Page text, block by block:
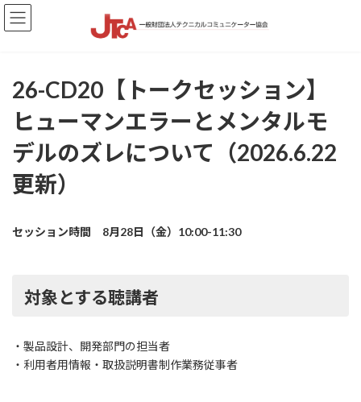
コ
ン
ナ
ビ
26-CD20【トークセッション】
ヒューマンエラーとメンタルモ
デルのズレについて（2026.6.22
更新）
セッション時間 8月28日（金）10:00-11:30
対象とする聴講者
・製品設計、開発部門の担当者
・利用者用情報・取扱説明書制作業務従事者